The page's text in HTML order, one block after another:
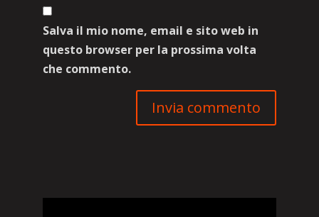
Salva il mio nome, email e sito web in
questo browser per la prossima volta
che commento.